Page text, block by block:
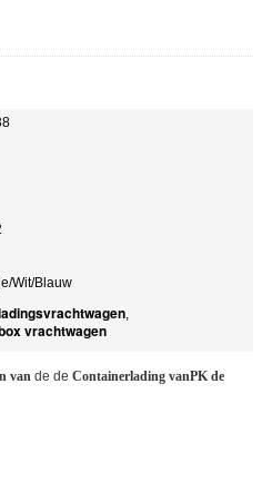
Wit/Blauw
,
vrachtwagen
van de de Containerlading vanPK de